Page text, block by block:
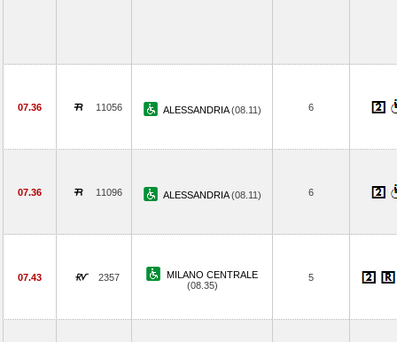
07.36 11056 ALESSANDRIA(08.11) 6
07.36 11096 ALESSANDRIA(08.11) 6
07.43 2357
MILANO CENTRALE
(08.35)
5